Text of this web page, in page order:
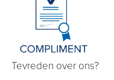
Tevreden over ons?